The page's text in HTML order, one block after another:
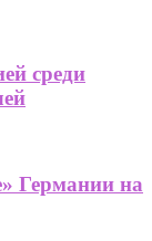
среди
Германии на